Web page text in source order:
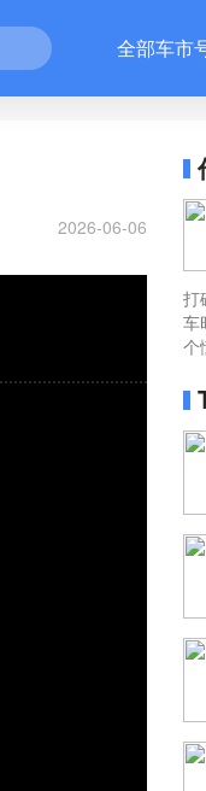
全部车市
2026-06-06
打
车
个